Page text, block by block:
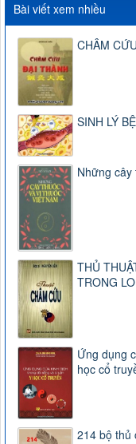
Bài viết xem nhiều
CHÂM
SINH LÝ
Những
THỦ
TRONG
Ứng dụng
học cổ
214 bộ thủ